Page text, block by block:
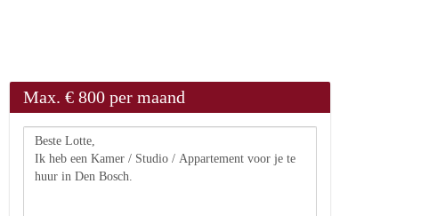
Max. € 800 per maand